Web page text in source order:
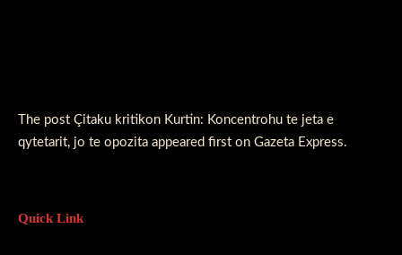
The post Çitaku kritikon Kurtin: Koncentrohu te jeta e
qytetarit, jo te opozita appeared first on Gazeta Express.
Quick Link